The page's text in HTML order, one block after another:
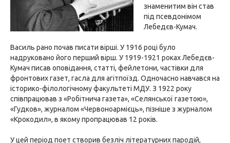
знаменитим він став
під псевдонімом
Лебедєв-Кумач.
Василь рано почав писати вірші. У 1916 році було
надруковано його перший вірш. У 1919-1921 роках Лебедєв-
Кумач писав оповідання, статті, фейлетони, частівки для
фронтових газет, гасла для агітпоїзд. Одночасно навчався на
історико-філологічному факультеті МДУ. З 1922 року
співпрацював з «Робітнича газета», «Селянської газетою»,
«Гудков», журналом «Червоноармієць», пізніше з журналом
«Крокодил», в якому пропрацював 12 років.
У цей період поет створив безліч літературних пародій,